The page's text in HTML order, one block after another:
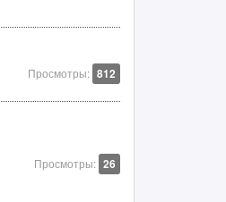
Просмотры: 812
Просмотры: 26